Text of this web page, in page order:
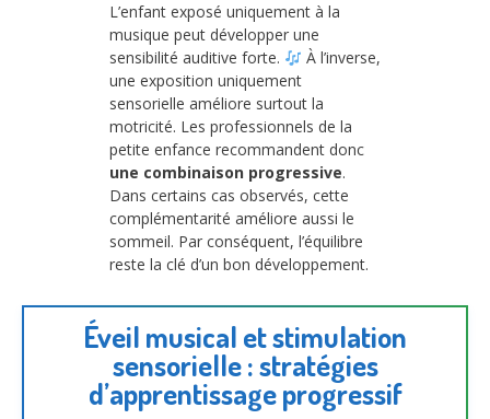
L’enfant exposé uniquement à la
musique peut développer une
sensibilité auditive forte.
À l’inverse,
une exposition uniquement
sensorielle améliore surtout la
motricité. Les professionnels de la
petite enfance recommandent donc
une combinaison progressive.
Dans certains cas observés, cette
complémentarité améliore aussi le
sommeil. Par conséquent, l’équilibre
reste la clé d’un bon développement.
Éveil musical et stimulation
sensorielle : stratégies
d’apprentissage progressif